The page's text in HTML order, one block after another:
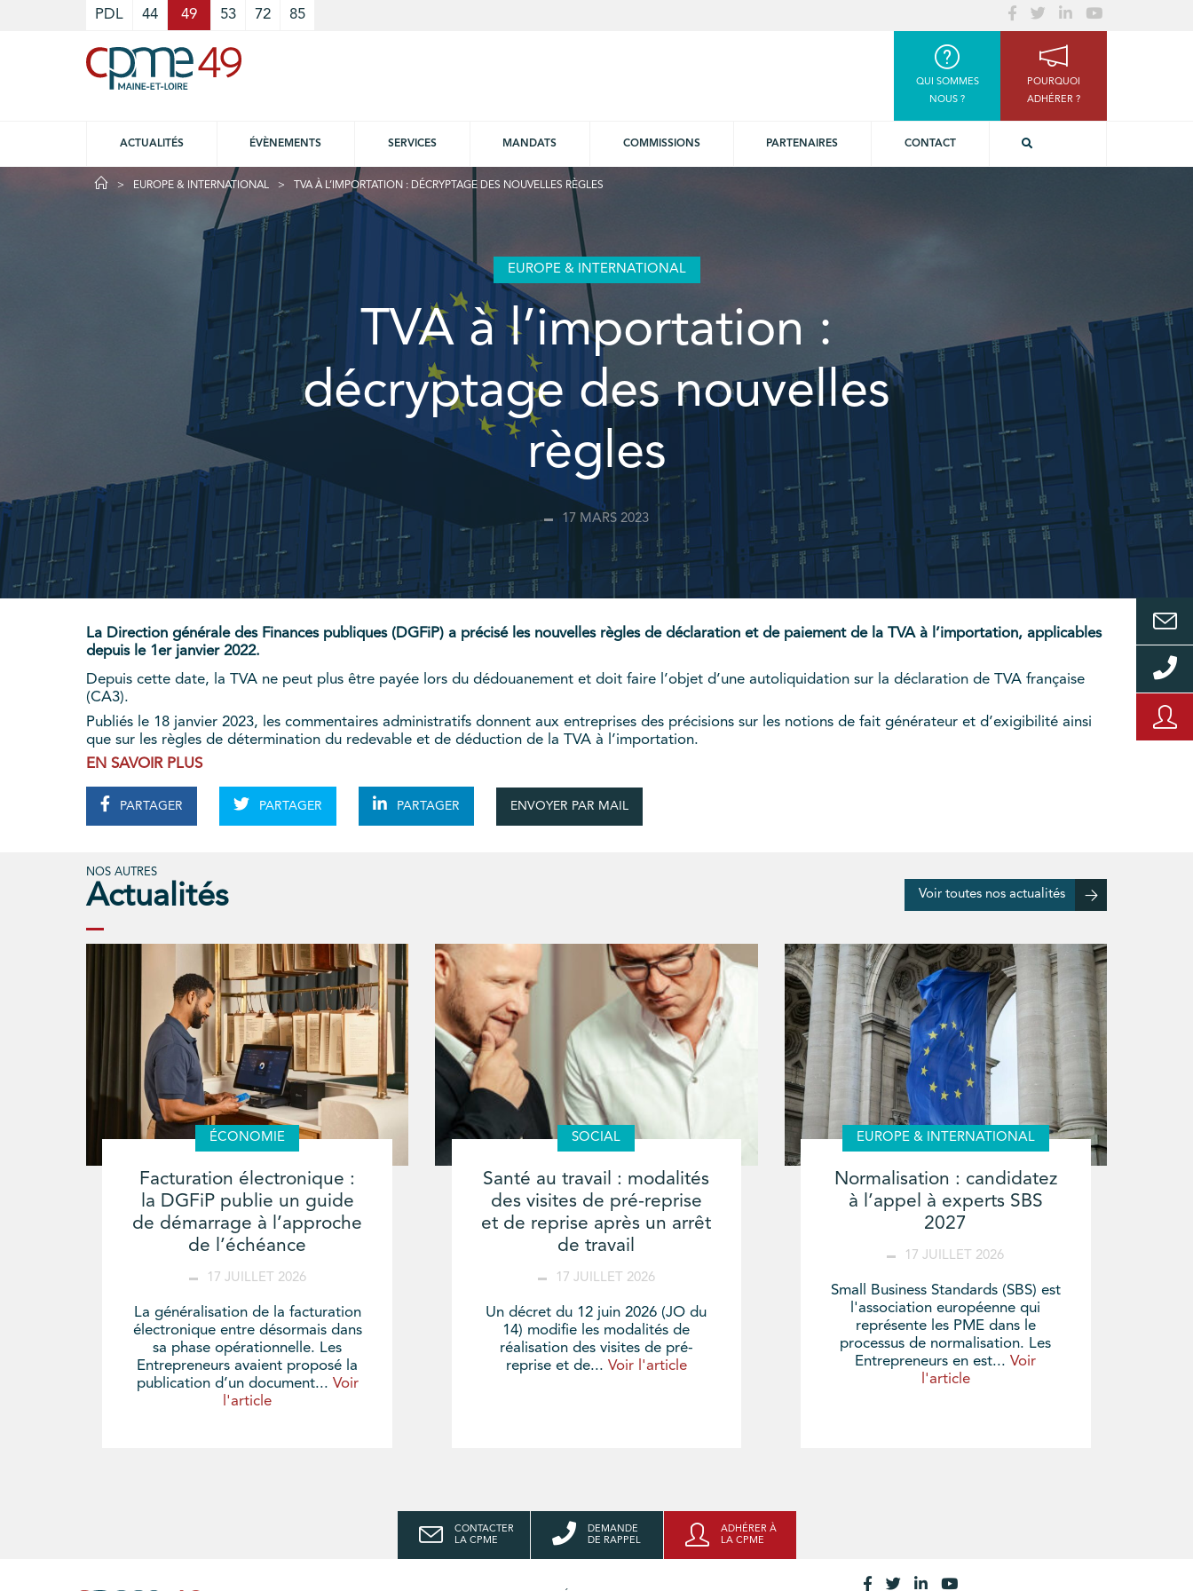
PDL 44 49 53 72 85
QUI SOMMES
NOUS ?
POURQUOI
ADHÉRER ?
ACTUALITÉS ÉVÈNEMENTS SERVICES MANDATS COMMISSIONS PARTENAIRES CONTACT
EUROPE & INTERNATIONAL TVA À L’IMPORTATION : DÉCRYPTAGE DES NOUVELLES RÈGLES
EUROPE & INTERNATIONAL
TVA à l’importation :
décryptage des nouvelles
règles
17 MARS 2023
La Direction générale des Finances publiques (DGFiP) a précisé les nouvelles règles de déclaration et de paiement de la TVA à l’importation, applicables
depuis le 1er janvier 2022.
Depuis cette date, la TVA ne peut plus être payée lors du dédouanement et doit faire l’objet d’une autoliquidation sur la déclaration de TVA française
(CA3).
Publiés le 18 janvier 2023, les commentaires administratifs donnent aux entreprises des précisions sur les notions de fait générateur et d’exigibilité ainsi
que sur les règles de détermination du redevable et de déduction de la TVA à l’importation.
EN SAVOIR PLUS
PARTAGER PARTAGER PARTAGER ENVOYER PAR MAIL
NOS AUTRES
Actualités Voir toutes nos actualités
ÉCONOMIE
Facturation électronique :
la DGFiP publie un guide
de démarrage à l’approche
de l’échéance
17 JUILLET 2026
La généralisation de la facturation
électronique entre désormais dans
sa phase opérationnelle. Les
Entrepreneurs avaient proposé la
publication d’un document... Voir
l'article
SOCIAL
Santé au travail : modalités
des visites de pré-reprise
et de reprise après un arrêt
de travail
17 JUILLET 2026
Un décret du 12 juin 2026 (JO du
14) modifie les modalités de
réalisation des visites de pré-
reprise et de... Voir l'article
EUROPE & INTERNATIONAL
Normalisation : candidatez
à l’appel à experts SBS
2027
17 JUILLET 2026
Small Business Standards (SBS) est
l'association européenne qui
représente les PME dans le
processus de normalisation. Les
Entrepreneurs en est...Voir
l'article
CONTACTER
LA CPME
DEMANDE
DE RAPPEL
ADHÉRER À
LA CPME
Cookies management panel